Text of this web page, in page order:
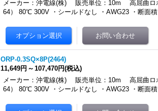
メーカー：沖電線(株) 販売単位：10m 高屈曲ロ
64） 80℃ 300V ・シールドなし ・AWG23 ・断面
ORP-0.3SQ×8P(2464)
11,649円 ～ 107,470円(税込)
メーカー：沖電線(株) 販売単位：10m 高屈曲ロ
64） 80℃ 300V ・シールドなし ・AWG23 ・断面